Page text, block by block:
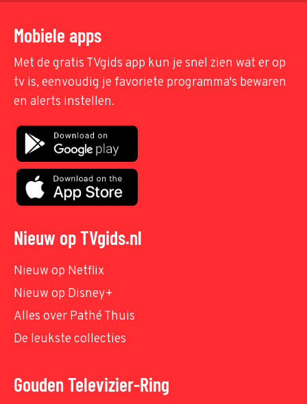
Mobiele apps
Met de gratis TVgids app kun je snel zien wat er op
tv is, eenvoudig je favoriete programma's bewaren
en alerts instellen.
Nieuw op TVgids.nl
Nieuw op Netflix
Nieuw op Disney+
Alles over Pathé Thuis
De leukste collecties
Gouden Televizier-Ring